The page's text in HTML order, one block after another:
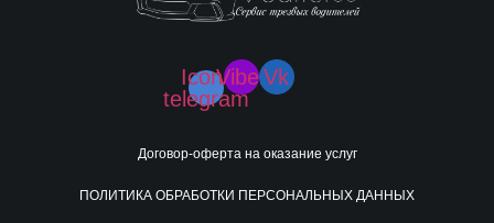
Icon-
telegram
ViberVk
Договор-оферта на оказание услуг
ПОЛИТИКА ОБРАБОТКИ ПЕРСОНАЛЬНЫХ ДАННЫХ